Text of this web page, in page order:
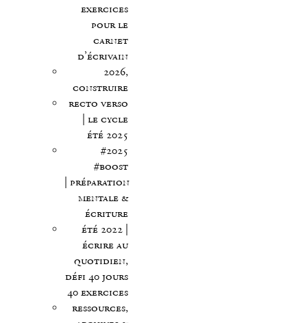
exercices
pour le
carnet
d’écrivain
2026,
construire
recto verso
| le cycle
été 2025
#2025
#boost
| préparation
mentale &
écriture
été 2022 |
écrire au
quotidien,
défi 40 jours
40 exercices
ressources,